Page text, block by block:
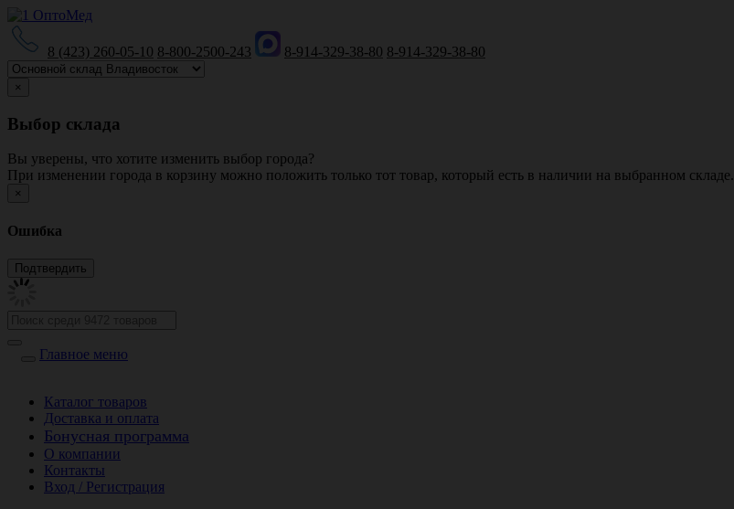
8 (423) 260-05-10 8-800-2500-243 8-914-329-38-80 8-914-329-38-80
×
Выбор склада
Вы уверены, что хотите изменить выбор города?
При изменении города в корзину можно положить только тот товар, который есть в наличии на выбранном складе.
×
Ошибка
Главное меню
Каталог товаров
Доставка и оплата
Бонусная программа
О компании
Контакты
Вход / Регистрация